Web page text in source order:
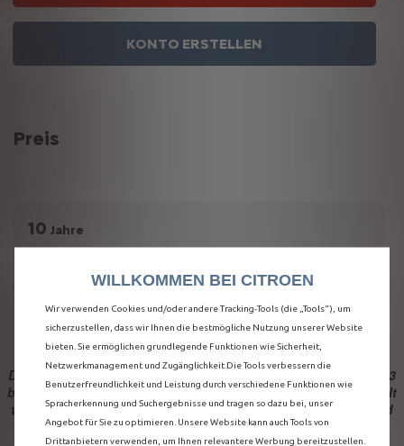
KONTO ERSTELLEN
Preis
10 Jahre
Dieses Angebot gilt nur für Fahrzeuge, die vor dem 3. Juli 2023
bestellt wurden. Für Fahrzeuge, die ab dem 3. Juli 2023 bestellt
wurden, verweisen wir auf die Angebote für Connect ONE und
Connect PLUS.
WILLKOMMEN BEI CITROEN
Wir verwenden Cookies und/oder andere Tracking-Tools (die „Tools“), um
sicherzustellen, dass wir Ihnen die bestmögliche Nutzung unserer Website
bieten. Sie ermöglichen grundlegende Funktionen wie Sicherheit,
Netzwerkmanagement und Zugänglichkeit.Die Tools verbessern die
Benutzerfreundlichkeit und Leistung durch verschiedene Funktionen wie
Spracherkennung und Suchergebnisse und tragen so dazu bei, unser
Angebot für Sie zu optimieren. Unsere Website kann auch Tools von
Drittanbietern verwenden, um Ihnen relevantere Werbung bereitzustellen.